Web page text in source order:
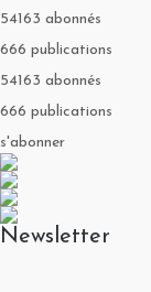
54163 abonnés
666 publications
54163 abonnés
666 publications
s'abonner
Newsletter